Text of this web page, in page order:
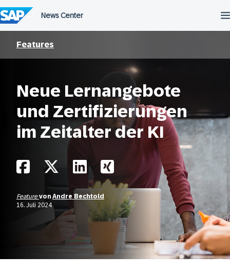
Features
Neue Lernangebote
und Zertifizierungen
im Zeitalter der KI
Featurevon Andre Bechtold
16. Juli 2024